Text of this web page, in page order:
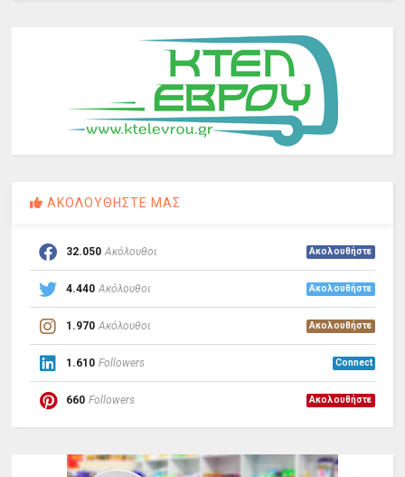
ΑΚΟΛΟΥΘΗΣΤΕ ΜΑΣ
32.050 Ακόλουθοι Ακολουθήστε
4.440 Ακόλουθοι Ακολουθήστε
1.970 Ακόλουθοι Ακολουθήστε
1.610 Followers Connect
660 Followers Ακολουθήστε